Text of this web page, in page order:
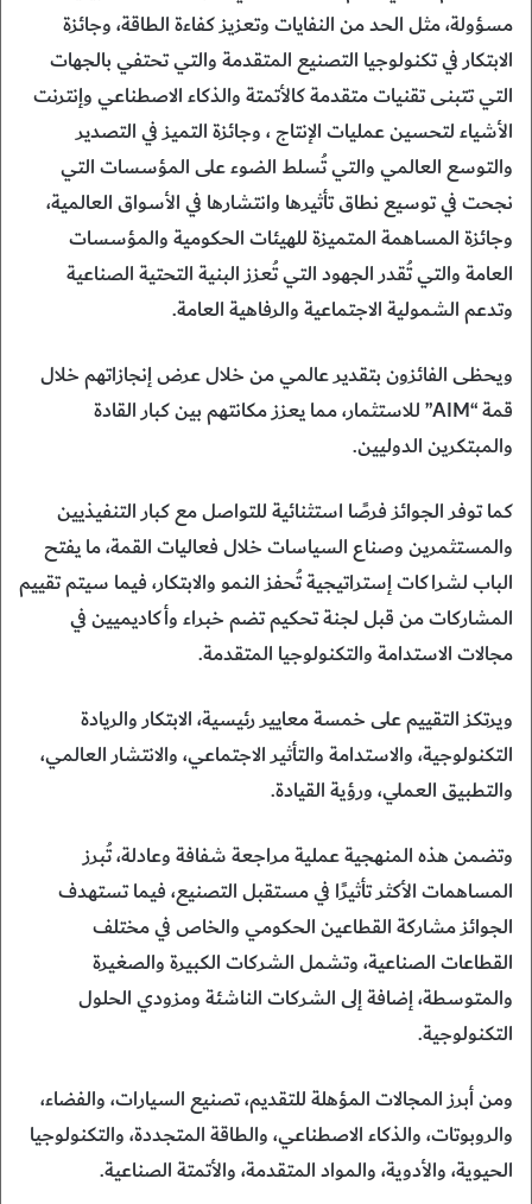
مسؤولة، مثل الحد من النفايات وتعزيز كفاءة الطاقة، وجائزة
الابتكار في تكنولوجيا التصنيع المتقدمة والتي تحتفي بالجهات
التي تتبنى تقنيات متقدمة كالأتمتة والذكاء الاصطناعي وإنترنت
الأشياء لتحسين عمليات الإنتاج ، وجائزة التميز في التصدير
والتوسع العالمي والتي تُسلط الضوء على المؤسسات التي
نجحت في توسيع نطاق تأثيرها وانتشارها في الأسواق العالمية،
وجائزة المساهمة المتميزة للهيئات الحكومية والمؤسسات
العامة والتي تُقدر الجهود التي تُعزز البنية التحتية الصناعية
وتدعم الشمولية الاجتماعية والرفاهية العامة.
ويحظى الفائزون بتقدير عالمي من خلال عرض إنجازاتهم خلال
قمة “AIM” للاستثمار، مما يعزز مكانتهم بين كبار القادة
والمبتكرين الدوليين.
كما توفر الجوائز فرصًا استثنائية للتواصل مع كبار التنفيذيين
والمستثمرين وصناع السياسات خلال فعاليات القمة، ما يفتح
الباب لشراكات إستراتيجية تُحفز النمو والابتكار، فيما سيتم تقييم
المشاركات من قبل لجنة تحكيم تضم خبراء وأكاديميين في
مجالات الاستدامة والتكنولوجيا المتقدمة.
ويرتكز التقييم على خمسة معايير رئيسية، الابتكار والريادة
التكنولوجية، والاستدامة والتأثير الاجتماعي، والانتشار العالمي،
والتطبيق العملي، ورؤية القيادة.
وتضمن هذه المنهجية عملية مراجعة شفافة وعادلة، تُبرز
المساهمات الأكثر تأثيرًا في مستقبل التصنيع، فيما تستهدف
الجوائز مشاركة القطاعين الحكومي والخاص في مختلف
القطاعات الصناعية، وتشمل الشركات الكبيرة والصغيرة
والمتوسطة، إضافة إلى الشركات الناشئة ومزودي الحلول
التكنولوجية.
ومن أبرز المجالات المؤهلة للتقديم، تصنيع السيارات، والفضاء،
والروبوتات، والذكاء الاصطناعي، والطاقة المتجددة، والتكنولوجيا
الحيوية، والأدوية، والمواد المتقدمة، والأتمتة الصناعية.